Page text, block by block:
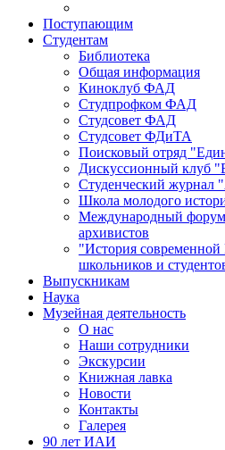
Поступающим
Студентам
Библиотека
Общая информация
Киноклуб ФАД
Студпрофком ФАД
Студсовет ФАД
Студсовет ФДиТА
Поисковый отряд
Дискуссионный клуб
Студенческий журнал
Школа молодого
Международный
архивистов
"История современной
школьников и
Выпускникам
Наука
Музейная деятельность
О нас
Наши сотрудники
Экскурсии
Книжная лавка
Новости
Контакты
Галерея
90 лет ИАИ